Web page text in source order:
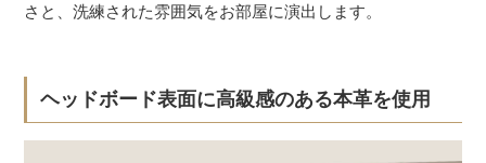
さと、洗練された雰囲気をお部屋に演出します。
ヘッドボード表面に高級感のある本革を使用